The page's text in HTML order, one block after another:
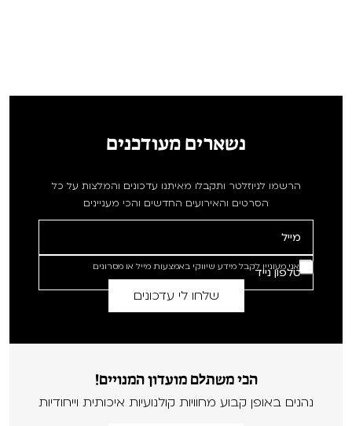
נשארים מעודכנים
הרשמו לניוזלטר ותקבלו מאיתנו עדכונים והמלצות על כל
הסרטים והאירועים החדשים והכי מעניינים
אני מעוניין לקבל מידע שיווקי באמצעות מייל או מסרונים
הכי משתלם מועדון המנויים!
נהנים באופן קבוע מחוויות קולנועיות איכותית וייחודיות